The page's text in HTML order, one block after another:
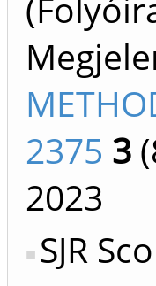
2375 3
2023
SJR